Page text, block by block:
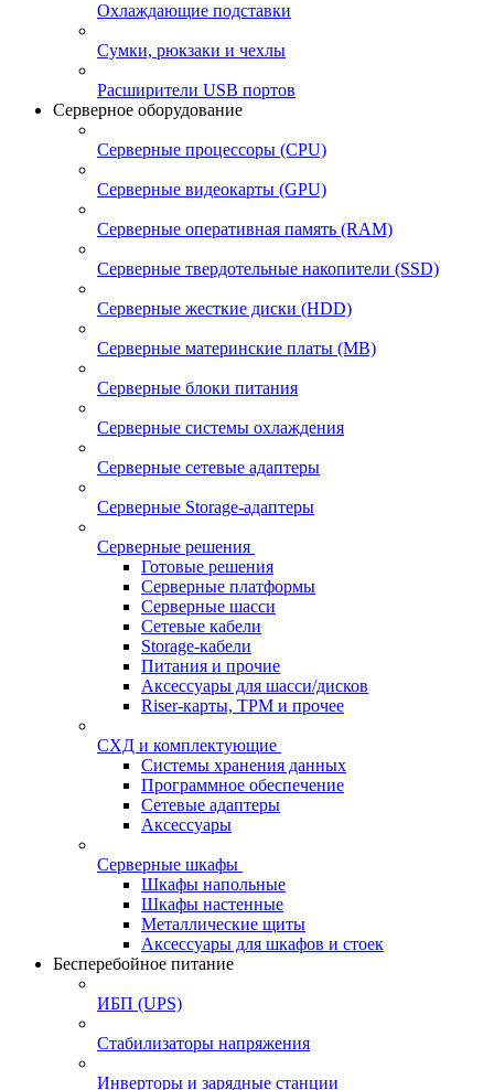
Охлаждающие подставки
Сумки, рюкзаки и чехлы
Расширители USB портов
Серверное оборудование
Серверные процессоры (CPU)
Серверные видеокарты (GPU)
Серверные оперативная память (RAM)
Серверные твердотельные накопители (SSD)
Серверные жесткие диски (HDD)
Серверные материнские платы (MB)
Серверные блоки питания
Серверные системы охлаждения
Серверные сетевые адаптеры
Серверные Storage-адаптеры
Серверные решения
Готовые решения
Серверные платформы
Серверные шасси
Сетевые кабели
Storage-кабели
Питания и прочие
Аксессуары для шасси/дисков
Riser-карты, TPM и прочее
СХД и комплектующие
Системы хранения данных
Программное обеспечение
Сетевые адаптеры
Аксессуары
Серверные шкафы
Шкафы напольные
Шкафы настенные
Металлические щиты
Аксессуары для шкафов и стоек
Бесперебойное питание
ИБП (UPS)
Стабилизаторы напряжения
Инверторы и зарядные станции